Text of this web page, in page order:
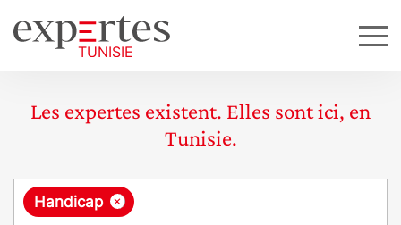
Les expertes existent. Elles sont ici, en
Tunisie.
R
×
Handicap